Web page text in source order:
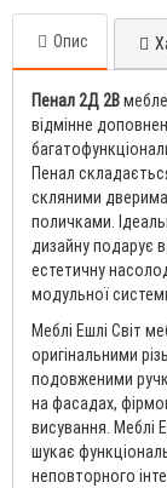
Опис
Пенал 2Д 2В
відмінне
Пенал
скляними
поличками.
дизайну подарує
естетичну
модульної
Меблі Ешлі Світ
оригінальними
подовженими
на фасадах,
висування. Меблі
шукає
неповторного